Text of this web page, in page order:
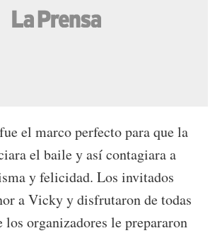
el marco perfecto para que la
el baile y así contagiara a
y felicidad. Los invitados
a Vicky y disfrutaron de todas
los organizadores le prepararon